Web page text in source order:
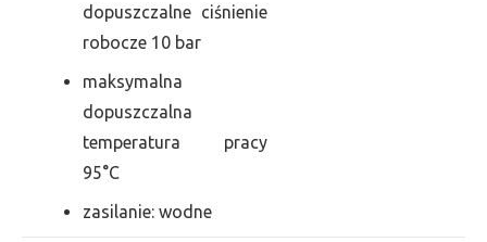
dopuszczalne ciśnienie
robocze 10 bar
maksymalna
dopuszczalna
temperatura pracy
95°C
zasilanie: wodne